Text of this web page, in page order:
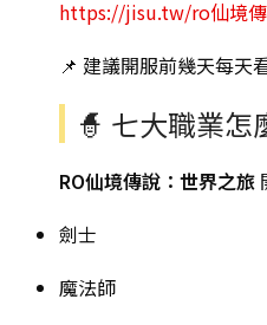
https://jisu.tw/ro仙境
📌 建議開服前幾天每天
🧙 七大職業
RO仙境傳說：世界之旅
劍士
魔法師